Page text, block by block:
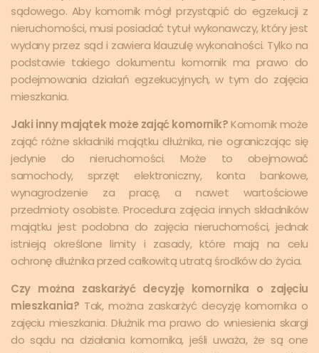
sądowego. Aby komornik mógł przystąpić do egzekucji z
nieruchomości, musi posiadać tytuł wykonawczy, który jest
wydany przez sąd i zawiera klauzulę wykonalności. Tylko na
podstawie takiego dokumentu komornik ma prawo do
podejmowania działań egzekucyjnych, w tym do zajęcia
mieszkania.
Jaki inny majątek może zająć komornik? Komornik może
zająć różne składniki majątku dłużnika, nie ograniczając się
jedynie do nieruchomości. Może to obejmować
samochody, sprzęt elektroniczny, konta bankowe,
wynagrodzenie za pracę, a nawet wartościowe
przedmioty osobiste. Procedura zajęcia innych składników
majątku jest podobna do zajęcia nieruchomości, jednak
istnieją określone limity i zasady, które mają na celu
ochronę dłużnika przed całkowitą utratą środków do życia.
Czy można zaskarżyć decyzję komornika o zajęciu
mieszkania? Tak, można zaskarżyć decyzję komornika o
zajęciu mieszkania. Dłużnik ma prawo do wniesienia skargi
do sądu na działania komornika, jeśli uważa, że są one